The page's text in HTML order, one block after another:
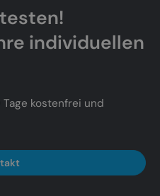
individuellen
kostenfrei und